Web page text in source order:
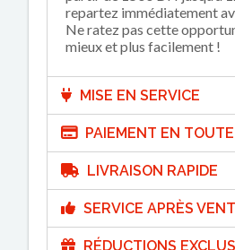
repartez immédiatement
Ne ratez pas cette
mieux et plus facilement !
MISE EN SERVICE
PAIEMENT EN
LIVRAISON RAPIDE
SERVICE APRÈS
RÉDUCTIONS